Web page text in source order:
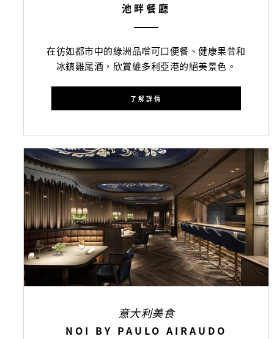
池畔餐廳
在彷如都市中的綠洲品嚐可口便餐、健康果昔和
冰鎮雞尾酒，欣賞維多利亞港的絕美景色。
了解詳情
意大利美食
NOI BY PAULO AIRAUDO